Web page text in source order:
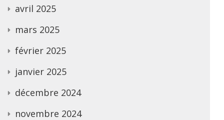
avril 2025
mars 2025
février 2025
janvier 2025
décembre 2024
novembre 2024